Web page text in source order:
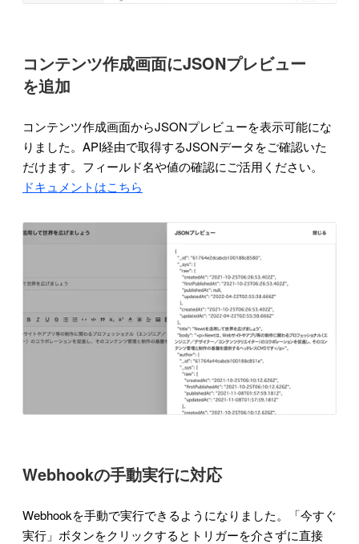
コンテンツ作成画面にJSONプレビュー
を追加
コンテンツ作成画面からJSONプレビューを表示可能にな
りました。API経由で取得するJSONデータをご確認いた
だけます。フィールド名や値の確認にご活用ください。
ドキュメントはこちら
Webhookの手動実行に対応
Webhookを手動で実行できるようになりました。「今すぐ
実行」ボタンをクリックするとトリガーを介さずに直接